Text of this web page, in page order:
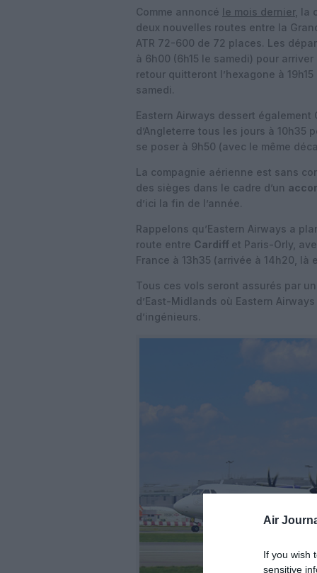
Air
If you wish
sensitive
Comme annoncé le mois dernier, la
deux nouvelles routes entre la
ATR 72-600 de 72 places. Les
à 6h00 (6h15 le samedi) pour arriver
retour quitteront l’hexagone à
samedi.
Eastern Airways dessert également
d’Angleterre tous les jours à 10h35
se poser à 9h50 (avec le même
La compagnie aérienne est sans
des sièges dans le cadre d’un
d’ici la fin de l’année.
Rappelons qu’Eastern Airways a
route entre Cardiff et Paris-Orly,
France à 13h35 (arrivée à 14h20,
Tous ces vols seront assurés par
d’East-Midlands où Eastern
d’ingénieurs.